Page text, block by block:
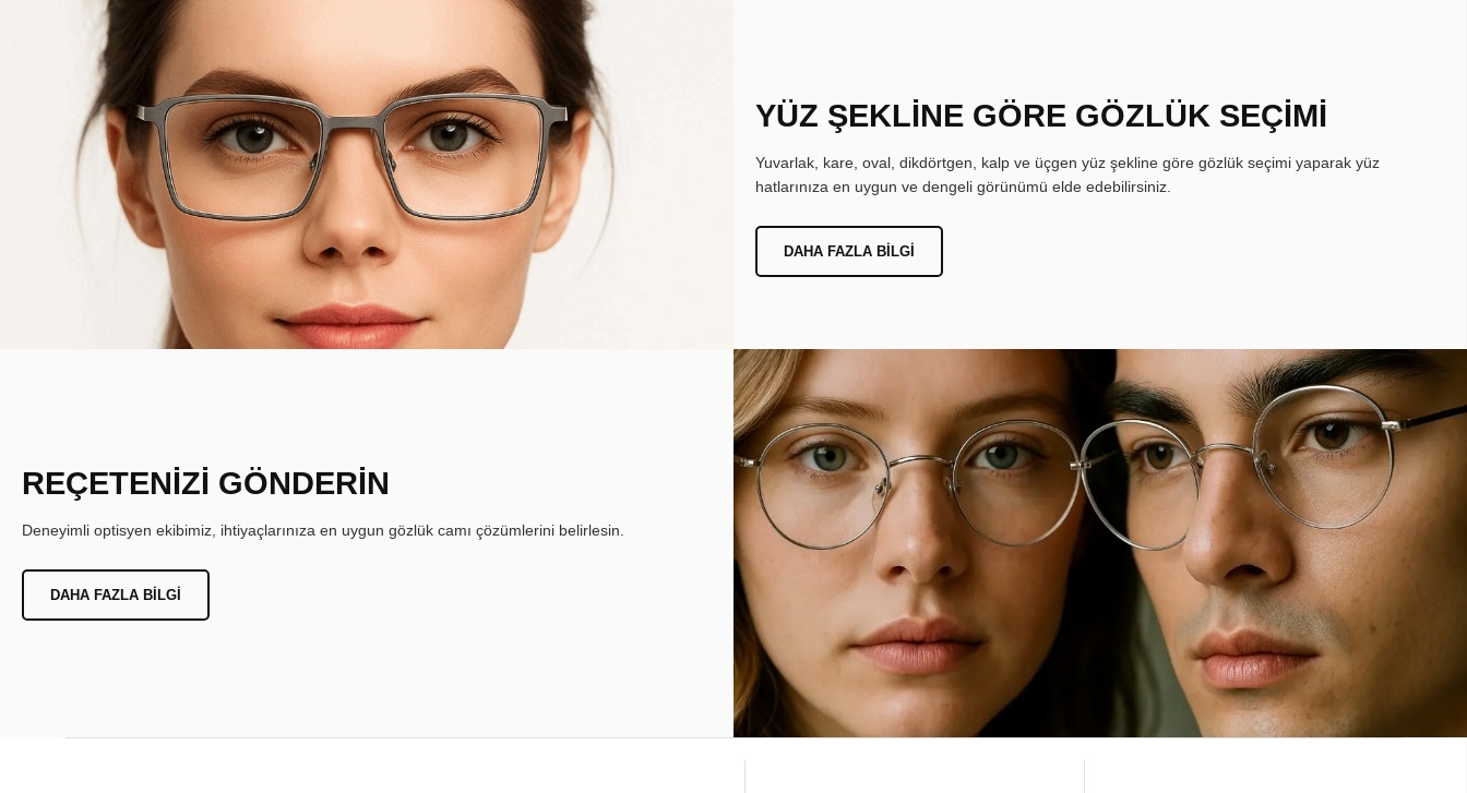
YÜZ ŞEKLİNE GÖRE GÖZLÜK SEÇİMİ
Yuvarlak, kare, oval, dikdörtgen, kalp ve üçgen yüz şekline göre gözlük seçimi yaparak yüz
hatlarınıza en uygun ve dengeli görünümü elde edebilirsiniz.
DAHA FAZLA BILGI
REÇETENİZİ GÖNDERİN
Deneyimli optisyen ekibimiz, ihtiyaçlarınıza en uygun gözlük camı çözümlerini belirlesin.
DAHA FAZLA BILGI